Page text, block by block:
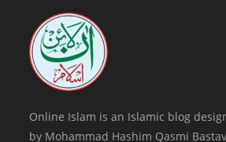
tab
Online Islam is an Islamic blog
by Mohammad Hashim Qasmi